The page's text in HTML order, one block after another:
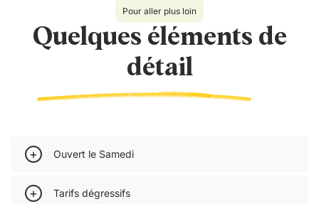
Pour aller plus loin
Quelques éléments de
détail
Ouvert le Samedi
Vous travaillez le samedi ?
Tarifs dégressifs